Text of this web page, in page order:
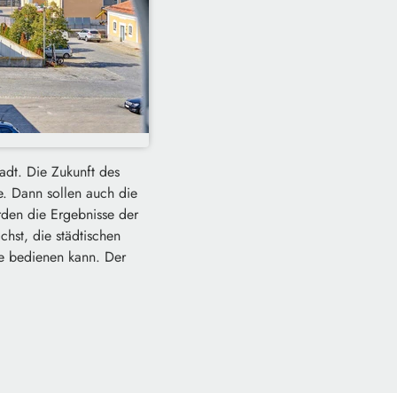
Die Zukunft des
Dann sollen auch die
die Ergebnisse der
die städtischen
bedienen kann. Der